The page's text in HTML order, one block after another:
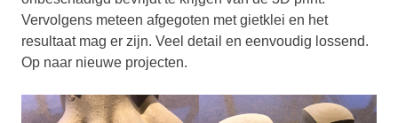
Vervolgens meteen afgegoten met gietklei en het
resultaat mag er zijn. Veel detail en eenvoudig lossend.
Op naar nieuwe projecten.